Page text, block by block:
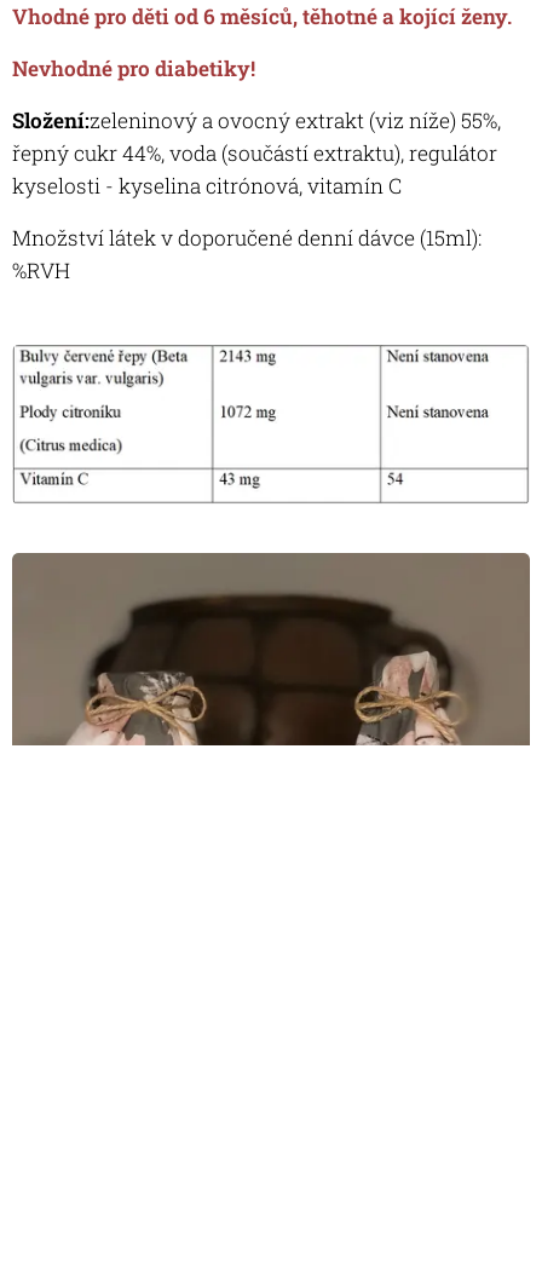
Vhodné pro děti od 6 měsíců, těhotné a kojící ženy.
Nevhodné pro diabetiky!
Složení:zeleninový a ovocný extrakt (viz níže) 55%,
řepný cukr 44%, voda (součástí extraktu), regulátor
kyselosti - kyselina citrónová, vitamín C
Množství látek v doporučené denní dávce (15ml):
%RVH